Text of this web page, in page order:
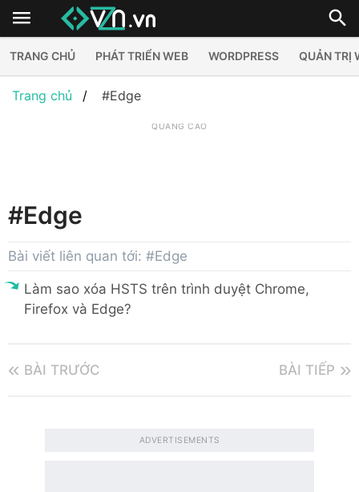
TRANG CHỦ PHÁT TRIỂN WEB WORDPRESS QUẢN TRỊ
Trang chủ #Edge
QUẢNG CÁO
#Edge
Bài viết liên quan tới: #Edge
Làm sao xóa HSTS trên trình duyệt Chrome,
Firefox và Edge?
BÀI TRƯỚC BÀI TIẾP
ADVERTISEMENTS